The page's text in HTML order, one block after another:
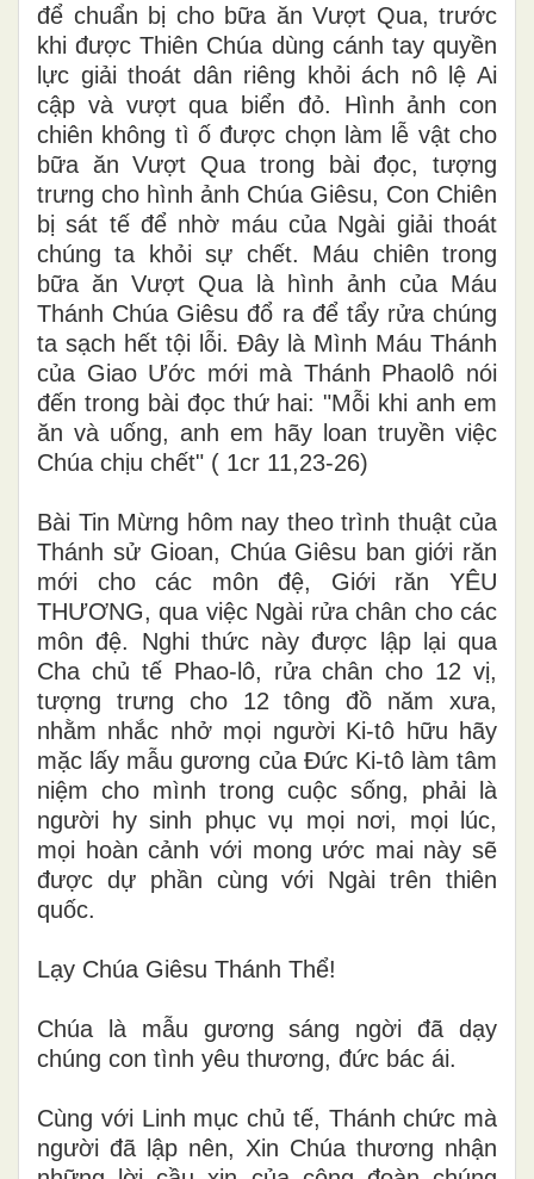
để chuẩn bị cho bữa ăn Vượt Qua, trước
khi được Thiên Chúa dùng cánh tay quyền
lực giải thoát dân riêng khỏi ách nô lệ Ai
cập và vượt qua biển đỏ. Hình ảnh con
chiên không tì ố được chọn làm lễ vật cho
bữa ăn Vượt Qua trong bài đọc, tượng
trưng cho hình ảnh Chúa Giêsu, Con Chiên
bị sát tế để nhờ máu của Ngài giải thoát
chúng ta khỏi sự chết. Máu chiên trong
bữa ăn Vượt Qua là hình ảnh của Máu
Thánh Chúa Giêsu đổ ra để tẩy rửa chúng
ta sạch hết tội lỗi. Đây là Mình Máu Thánh
của Giao Ước mới mà Thánh Phaolô nói
đến trong bài đọc thứ hai: "Mỗi khi anh em
ăn và uống, anh em hãy loan truyền việc
Chúa chịu chết" ( 1cr 11,23-26)
Bài Tin Mừng hôm nay theo trình thuật của
Thánh sử Gioan, Chúa Giêsu ban giới răn
mới cho các môn đệ, Giới răn YÊU
THƯƠNG, qua việc Ngài rửa chân cho các
môn đệ. Nghi thức này được lập lại qua
Cha chủ tế Phao-lô, rửa chân cho 12 vị,
tượng trưng cho 12 tông đồ năm xưa,
nhằm nhắc nhở mọi người Ki-tô hữu hãy
mặc lấy mẫu gương của Đức Ki-tô làm tâm
niệm cho mình trong cuộc sống, phải là
người hy sinh phục vụ mọi nơi, mọi lúc,
mọi hoàn cảnh với mong ước mai này sẽ
được dự phần cùng với Ngài trên thiên
quốc.
Lạy Chúa Giêsu Thánh Thể!
Chúa là mẫu gương sáng ngời đã dạy
chúng con tình yêu thương, đức bác ái.
Cùng với Linh mục chủ tế, Thánh chức mà
người đã lập nên, Xin Chúa thương nhận